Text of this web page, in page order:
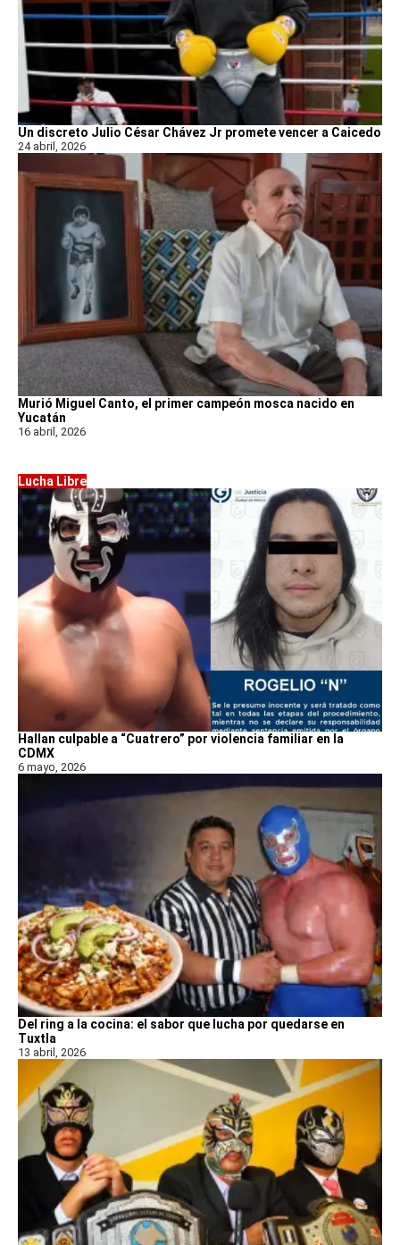
Un discreto Julio César Chávez Jr promete vencer a Caicedo
24 abril, 2026
Murió Miguel Canto, el primer campeón mosca nacido en
Yucatán
16 abril, 2026
Lucha Libre
Hallan culpable a “Cuatrero” por violencia familiar en la
CDMX
6 mayo, 2026
Del ring a la cocina: el sabor que lucha por quedarse en
Tuxtla
13 abril, 2026